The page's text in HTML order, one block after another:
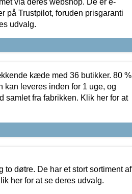
på Trustpilot, foruden prisgaranti
udvalg.
kæde med 36 butikker. 80 %
kan leveres inden for 1 uge, og
samlet fra fabrikken. Klik her for at
to døtre. De har et stort sortiment af
her for at se deres udvalg.